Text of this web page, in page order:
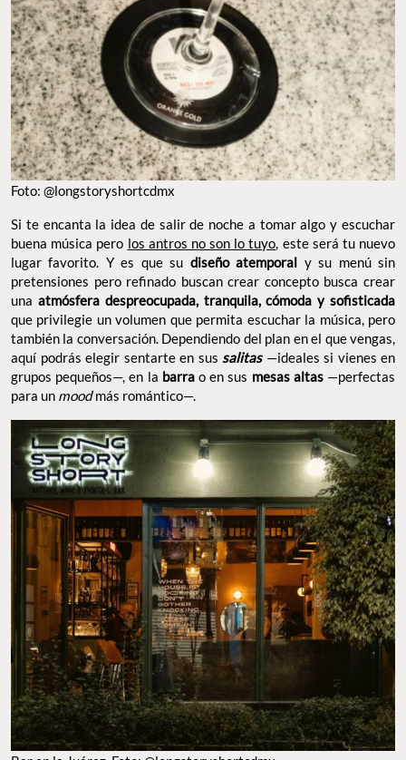
Foto: @longstoryshortcdmx
Si te encanta la idea de salir de noche a tomar algo y escuchar
buena música pero los antros no son lo tuyo, este será tu nuevo
lugar favorito. Y es que su diseño atemporal y su menú sin
pretensiones pero refinado buscan crear concepto busca crear
una atmósfera despreocupada, tranquila, cómoda y sofisticada
que privilegie un volumen que permita escuchar la música, pero
también la conversación. Dependiendo del plan en el que vengas,
aquí podrás elegir sentarte en sus salitas—ideales si vienes en
grupos pequeños—, en la barrao en sus mesas altas—perfectas
para un moodmás romántico—.